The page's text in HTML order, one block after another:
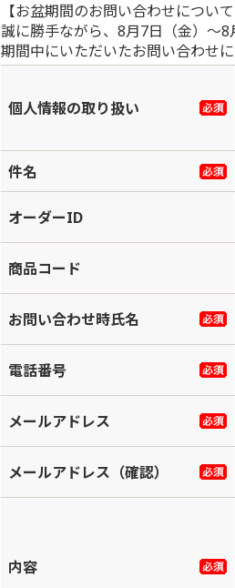
【お盆期間のお問い合わせについて
誠に勝手ながら、8月7日（金）～8
期間中にいただいたお問い合わせ
個人情報の取り扱い
件名
オーダーID
商品コード
お問い合わせ時氏名
電話番号
メールアドレス
メールアドレス（確認）
内容